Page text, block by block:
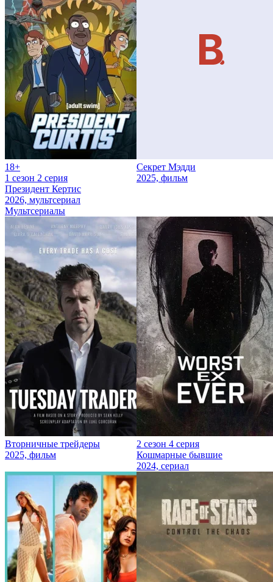
18+
1 сезон 2 серия
Президент Кертис
2026, мультсериал
Мультсериалы
Секрет Мэдди
2025, фильм
Вторничные трейдеры
2025, фильм
2 сезон 4 серия
Кошмарные бывшие
2024, сериал